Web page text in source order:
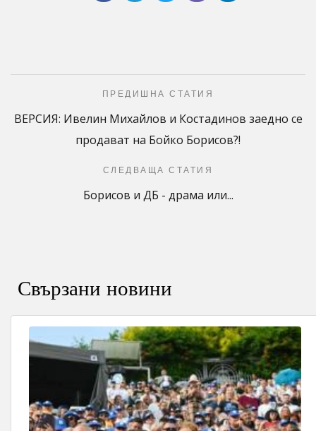
ПРЕДИШНА СТАТИЯ
ВЕРСИЯ: Ивелин Михайлов и Костадинов заедно се
продават на Бойко Борисов?!
СЛЕДВАЩА СТАТИЯ
Борисов и ДБ - драма или...
Свързани новини